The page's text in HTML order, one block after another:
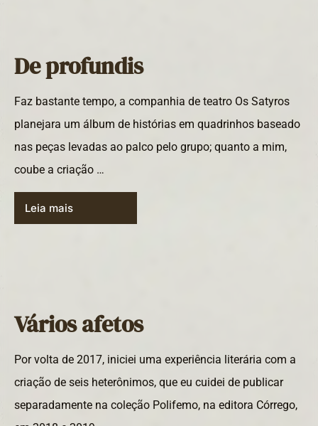
De profundis
Faz bastante tempo, a companhia de teatro Os Satyros
planejara um álbum de histórias em quadrinhos baseado
nas peças levadas ao palco pelo grupo; quanto a mim,
coube a criação …
Leia mais
Vários afetos
Por volta de 2017, iniciei uma experiência literária com a
criação de seis heterônimos, que eu cuidei de publicar
separadamente na coleção Polifemo, na editora Córrego,